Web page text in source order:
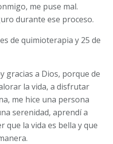
me puse mal.
durante ese proceso.
de quimioterapia y 25 de
gracias a Dios, porque de
la vida, a disfrutar
me hice una persona
serenidad, aprendí a
que la vida es bella y que